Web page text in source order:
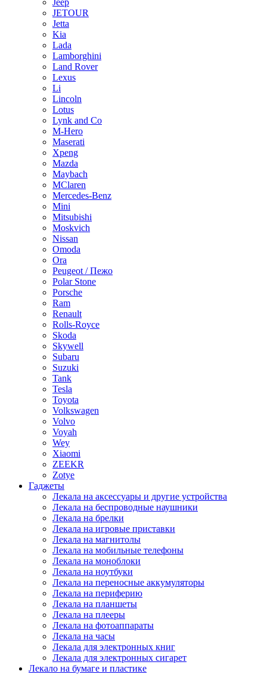
Jeep
JETOUR
Jetta
Kia
Lada
Lamborghini
Land Rover
Lexus
Li
Lincoln
Lotus
Lynk and Co
M-Hero
Maserati
Xpeng
Mazda
Maybach
MClaren
Mercedes-Benz
Mini
Mitsubishi
Moskvich
Nissan
Omoda
Ora
Peugeot / Пежо
Polar Stone
Porsche
Ram
Renault
Rolls-Royce
Skoda
Skywell
Subaru
Suzuki
Tank
Tesla
Toyota
Volkswagen
Volvo
Voyah
Wey
Xiaomi
ZEEKR
Zotye
Гаджеты
Лекала на аксессуары и другие устройства
Лекала на беспроводные наушники
Лекала на брелки
Лекала на игровые приставки
Лекала на магнитолы
Лекала на мобильные телефоны
Лекала на моноблоки
Лекала на ноутбуки
Лекала на переносные аккумуляторы
Лекала на периферию
Лекала на планшеты
Лекала на плееры
Лекала на фотоаппараты
Лекала на часы
Лекала для электронных книг
Лекала для электронных сигарет
Лекало на бумаге и пластике